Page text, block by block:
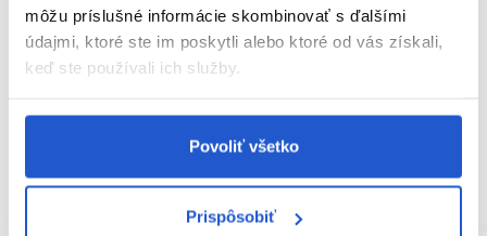
môžu príslušné informácie skombinovať s ďalšími
údajmi, ktoré ste im poskytli alebo ktoré od vás získali,
keď ste používali ich služby.
Povoliť všetko
Prispôsobiť
Značka
Hodnotenia
SÚVISIACE PRODUKTY